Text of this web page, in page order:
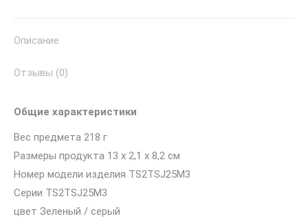
2,5"
Описание
Отзывы (0)
Общие характеристики
Вес предмета 218 г
Размеры продукта 13 х 2,1 х 8,2 см
Номер модели изделия TS2TSJ25M3
Серии TS2TSJ25M3
цвет Зеленый / серый